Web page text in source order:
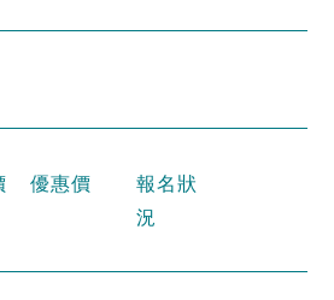
優惠價
報名狀
況